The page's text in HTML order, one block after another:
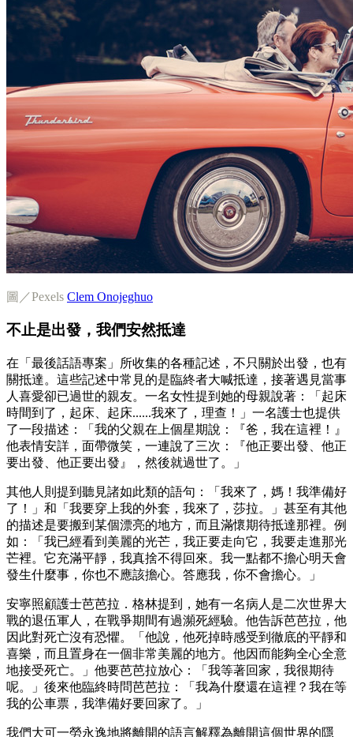
圖／Pexels Clem Onojeghuo
不止是出發，我們安然抵達
在「最後話語專案」所收集的各種記述，不只關於出發，也有
關抵達。這些記述中常見的是臨終者大喊抵達，接著遇見當事
人喜愛卻已過世的親友。一名女性提到她的母親說著：「起床
時間到了，起床、起床......我來了，理查！」一名護士也提供
了一段描述：「我的父親在上個星期說：『爸，我在這裡！』
他表情安詳，面帶微笑，一連說了三次：『他正要出發、他正
要出發、他正要出發』，然後就過世了。」
其他人則提到聽見諸如此類的語句：「我來了，媽！我準備好
了！」和「我要穿上我的外套，我來了，莎拉。」甚至有其他
的描述是要搬到某個漂亮的地方，而且滿懷期待抵達那裡。例
如：「我已經看到美麗的光芒，我正要走向它，我要走進那光
芒裡。它充滿平靜，我真捨不得回來。我一點都不擔心明天會
發生什麼事，你也不應該擔心。答應我，你不會擔心。」
安寧照顧護士芭芭拉．格林提到，她有一名病人是二次世界大
戰的退伍軍人，在戰爭期間有過瀕死經驗。他告訴芭芭拉，他
因此對死亡沒有恐懼。「他說，他死掉時感受到徹底的平靜和
喜樂，而且置身在一個非常美麗的地方。他因而能夠全心全意
地接受死亡。」他要芭芭拉放心：「我等著回家，我很期待
呢。」後來他臨終時問芭芭拉：「我為什麼還在這裡？我在等
我的公車票，我準備好要回家了。」
我們大可一勞永逸地將離開的語言解釋為離開這個世界的隱